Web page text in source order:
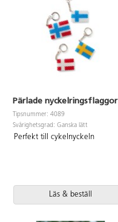
Pärlade nyckelringsflaggor
Tipsnummer: 4089
Svårighetsgrad: Ganska lätt
Perfekt till cykelnyckeln
Läs & beställ